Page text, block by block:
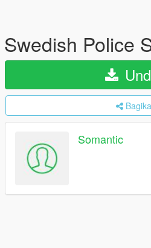
Swedish Police
Somantic